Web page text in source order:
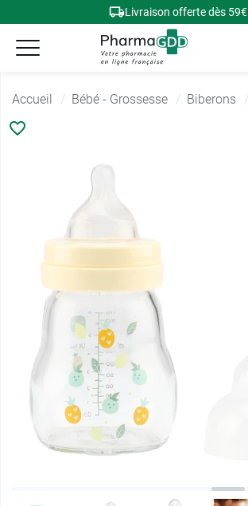
Livraison offerte dès 59€
Accueil Bébé - Grossesse Biberons